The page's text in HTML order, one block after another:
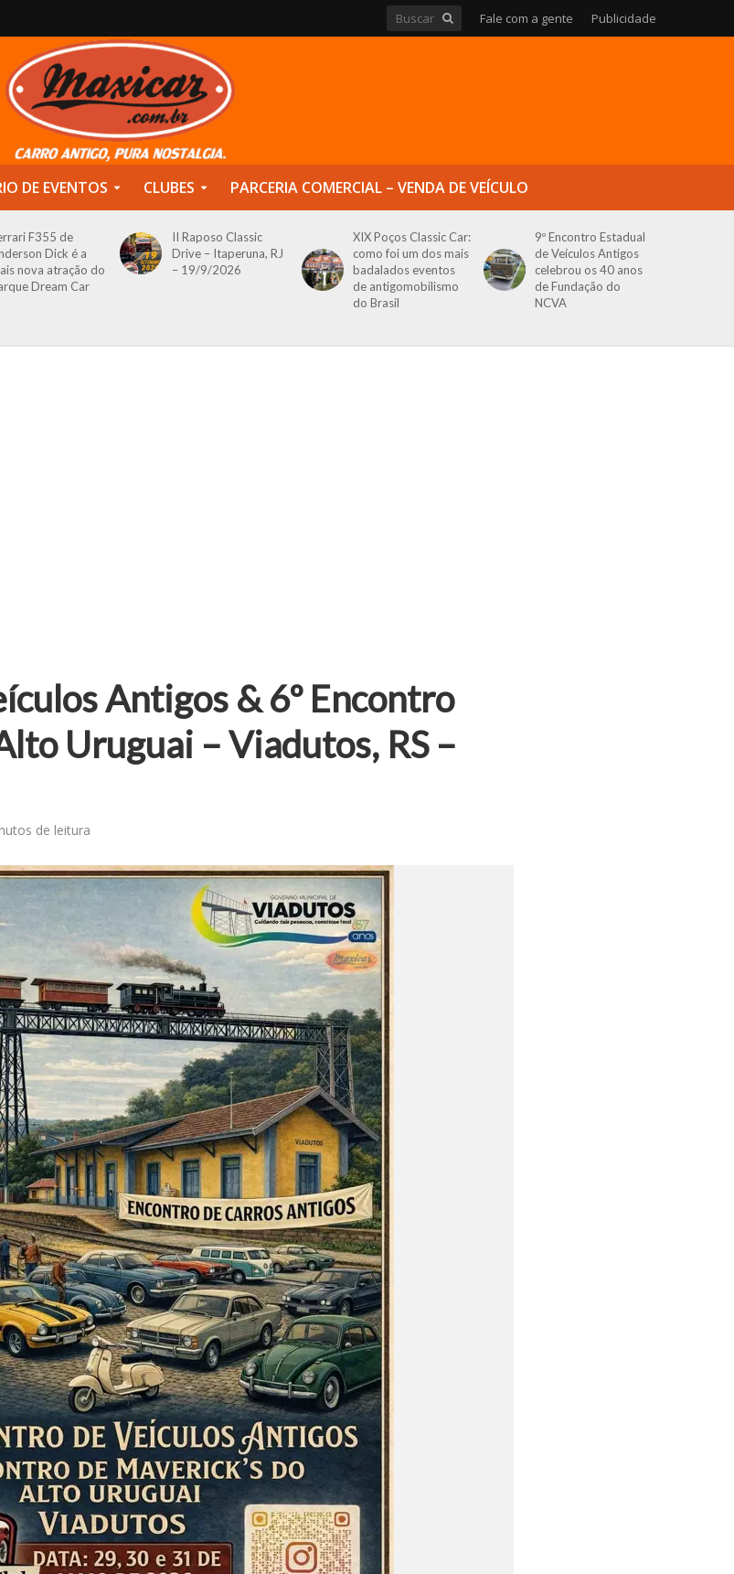
Fale com a gente Publicidade
DE EVENTOS CLUBES PARCERIA COMERCIAL – VENDA DE VEÍCULO
F355 de
Dick é a
nova atração do
Dream Car
II Raposo Classic
Drive – Itaperuna, RJ
– 19/9/2026
XIX Poços Classic Car:
como foi um dos mais
badalados eventos
de antigomobilismo
do Brasil
9º Encontro Estadual
de Veículos Antigos
celebrou os 40 anos
de Fundação do
NCVA
Antigos & 6º Encontro
Uruguai – Viadutos, RS –
de leitura